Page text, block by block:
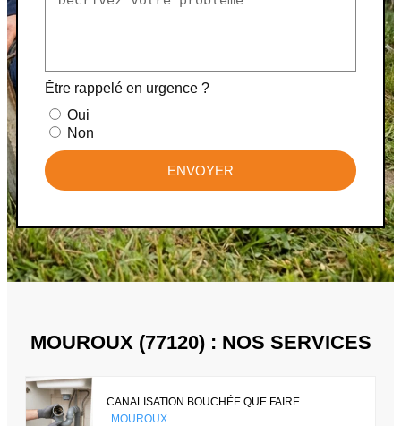
Être rappelé en urgence ?
Oui
Non
ENVOYER
MOUROUX (77120) : NOS SERVICES
CANALISATION BOUCHÉE QUE FAIRE
MOUROUX